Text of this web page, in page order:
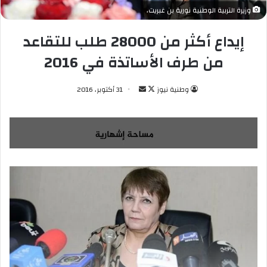
وزيرة التربية الوطنية نورية بن غبريت،
إيداع أكثر من 28000 طلب للتقاعد
من طرف الأساتذة في 2016
وطنية نيوز
ت
ب
ع
ع
X
س
ل
ب
د
ا
إ
ل
ك
31 أكتوبر، 2016